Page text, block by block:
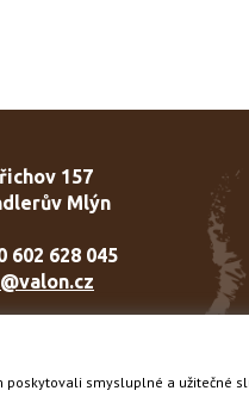
157
Mlýn
602 628 045
smysluplné a užitečné